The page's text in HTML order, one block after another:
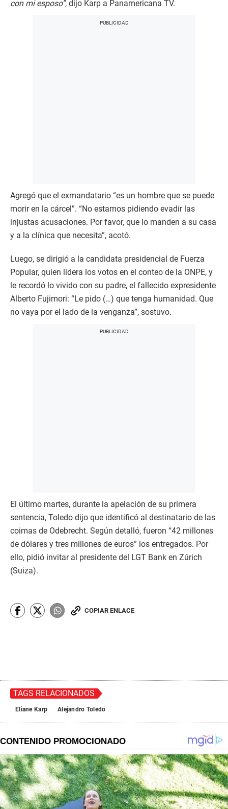
con mi esposo”, dijo Karp a Panamericana TV.
Agregó que el exmandatario “es un hombre que se puede
morir en la cárcel”. “No estamos pidiendo evadir las
injustas acusaciones. Por favor, que lo manden a su casa
y a la clínica que necesita”, acotó.
Luego, se dirigió a la candidata presidencial de Fuerza
Popular, quien lidera los votos en el conteo de la ONPE, y
le recordó lo vivido con su padre, el fallecido expresidente
Alberto Fujimori: “Le pido (…) que tenga humanidad. Que
no vaya por el lado de la venganza”, sostuvo.
El último martes, durante la apelación de su primera
sentencia, Toledo dijo que identificó al destinatario de las
coimas de Odebrecht. Según detalló, fueron “42 millones
de dólares y tres millones de euros” los entregados. Por
ello, pidió invitar al presidente del LGT Bank en Zúrich
(Suiza).
COPIAR ENLACE
TAGS RELACIONADOS
Eliane Karp Alejandro Toledo